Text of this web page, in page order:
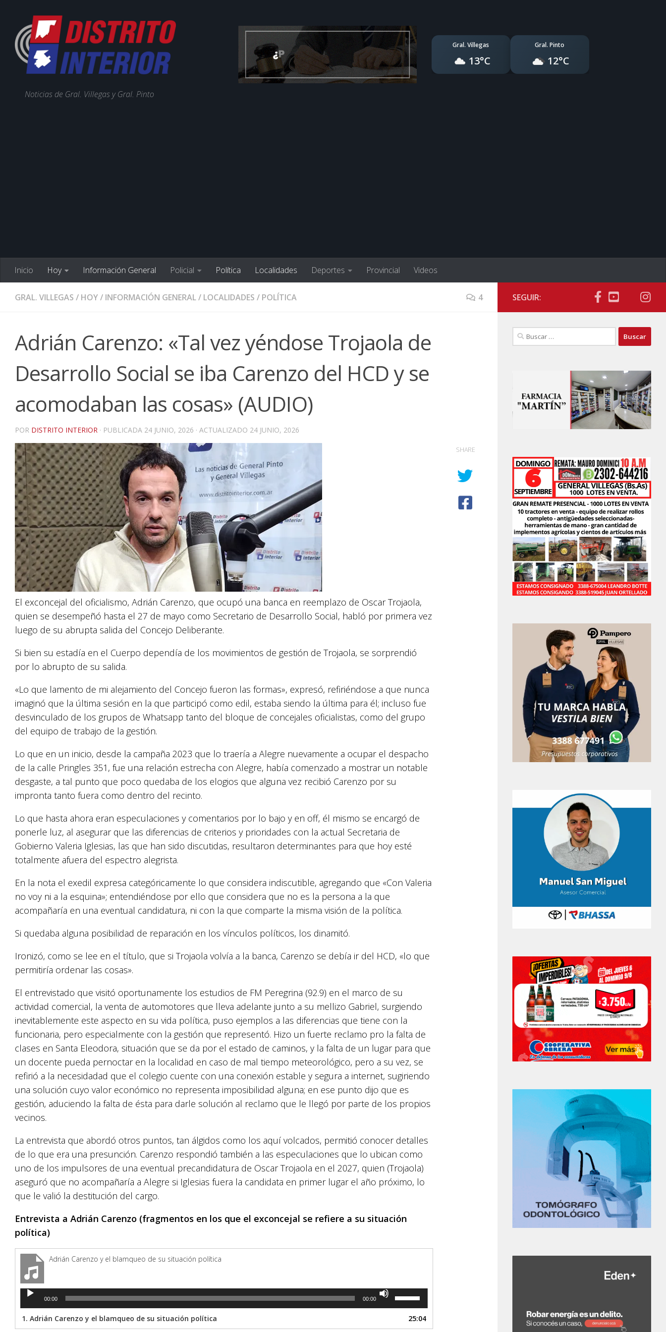
Noticias de Gral. Villegas y Gral. Pinto
Gral. Villegas
13°C
Gral. Pinto
12°C
Inicio Hoy Información General Policial Política Localidades Deportes Provincial Videos
GRAL. VILLEGAS / HOY/ INFORMACIÓN GENERAL/ LOCALIDADES / POLÍTICA 4
Adrián Carenzo: «Tal vez yéndose Trojaola de
Desarrollo Social se iba Carenzo del HCD y se
acomodaban las cosas» (AUDIO)
POR DISTRITO INTERIOR · PUBLICADA 24 JUNIO, 2026 · ACTUALIZADO 24 JUNIO, 2026
El exconcejal del oficialismo, Adrián Carenzo, que ocupó una banca en reemplazo de Oscar Trojaola,
quien se desempeñó hasta el 27 de mayo como Secretario de Desarrollo Social, habló por primera vez
luego de su abrupta salida del Concejo Deliberante.
Si bien su estadía en el Cuerpo dependía de los movimientos de gestión de Trojaola, se sorprendió
por lo abrupto de su salida.
«Lo que lamento de mi alejamiento del Concejo fueron las formas», expresó, refiriéndose a que nunca
imaginó que la última sesión en la que participó como edil, estaba siendo la última para él; incluso fue
desvinculado de los grupos de Whatsapp tanto del bloque de concejales oficialistas, como del grupo
del equipo de trabajo de la gestión.
Lo que en un inicio, desde la campaña 2023 que lo traería a Alegre nuevamente a ocupar el despacho
de la calle Pringles 351, fue una relación estrecha con Alegre, había comenzado a mostrar un notable
desgaste, a tal punto que poco quedaba de los elogios que alguna vez recibió Carenzo por su
impronta tanto fuera como dentro del recinto.
Lo que hasta ahora eran especulaciones y comentarios por lo bajo y en off, él mismo se encargó de
ponerle luz, al asegurar que las diferencias de criterios y prioridades con la actual Secretaria de
Gobierno Valeria Iglesias, las que han sido discutidas, resultaron determinantes para que hoy esté
totalmente afuera del espectro alegrista.
En la nota el exedil expresa categóricamente lo que considera indiscutible, agregando que «Con Valeria
no voy ni a la esquina»; entendiéndose por ello que considera que no es la persona a la que
acompañaría en una eventual candidatura, ni con la que comparte la misma visión de la política.
Si quedaba alguna posibilidad de reparación en los vínculos políticos, los dinamitó.
Ironizó, como se lee en el título, que si Trojaola volvía a la banca, Carenzo se debía ir del HCD, «lo que
permitiría ordenar las cosas».
El entrevistado que visitó oportunamente los estudios de FM Peregrina (92.9) en el marco de su
actividad comercial, la venta de automotores que lleva adelante junto a su mellizo Gabriel, surgiendo
inevitablemente este aspecto en su vida política, puso ejemplos a las diferencias que tiene con la
funcionaria, pero especialmente con la gestión que representó. Hizo un fuerte reclamo pro la falta de
clases en Santa Eleodora, situación que se da por el estado de caminos, y la falta de un lugar para que
un docente pueda pernoctar en la localidad en caso de mal tiempo meteorológico, pero a su vez, se
refirió a la necesidadad que el colegio cuente con una conexión estable y segura a internet, sugiriendo
una solución cuyo valor económico no representa imposibilidad alguna; en ese punto dijo que es
gestión, aduciendo la falta de ésta para darle solución al reclamo que le llegó por parte de los propios
vecinos.
La entrevista que abordó otros puntos, tan álgidos como los aquí volcados, permitió conocer detalles
de lo que era una presunción. Carenzo respondió también a las especulaciones que lo ubican como
uno de los impulsores de una eventual precandidatura de Oscar Trojaola en el 2027, quien (Trojaola)
aseguró que no acompañaría a Alegre si Iglesias fuera la candidata en primer lugar el año próximo, lo
que le valió la destitución del cargo.
Entrevista a Adrián Carenzo (fragmentos en los que el exconcejal se refiere a su situación
política)
Adrián Carenzo y el blamqueo de su situación política
Reproductor
audio
00:00 00:00
1. Adrián Carenzo y el blamqueo de su situación política 25:04
SHARE
SEGUIR:
Buscar: